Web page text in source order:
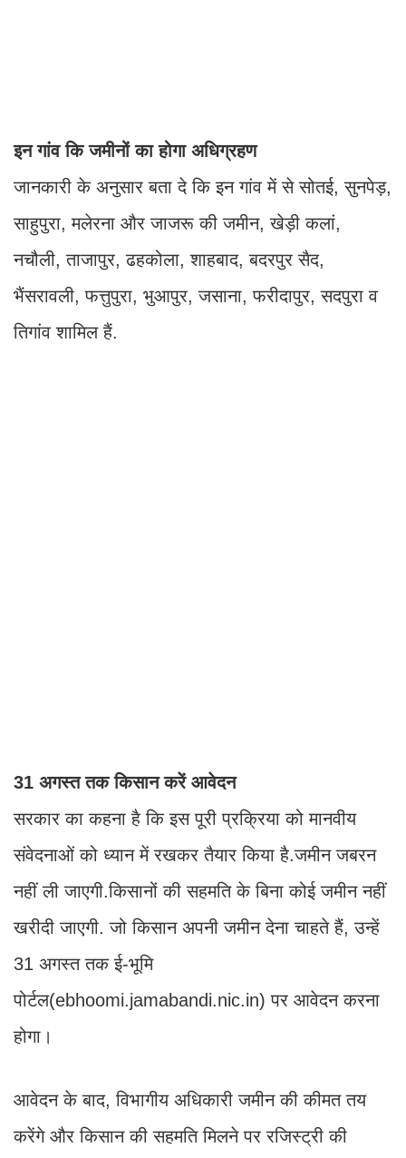
इन गांव कि जमीनों का होगा अधिग्रहण
जानकारी के अनुसार बता दे कि इन गांव में से सोतई, सुनपेड़,
साहुपुरा, मलेरना और जाजरू की जमीन, खेड़ी कलां,
नचौली, ताजापुर, ढहकोला, शाहबाद, बदरपुर सैद,
भैंसरावली, फत्तुपुरा, भुआपुर, जसाना, फरीदापुर, सदपुरा व
तिगांव शामिल हैं.
31 अगस्त तक किसान करें आवेदन
सरकार का कहना है कि इस पूरी प्रक्रिया को मानवीय
संवेदनाओं को ध्यान में रखकर तैयार किया है.जमीन जबरन
नहीं ली जाएगी.किसानों की सहमति के बिना कोई जमीन नहीं
खरीदी जाएगी. जो किसान अपनी जमीन देना चाहते हैं, उन्हें
31 अगस्त तक ई-भूमि
पोर्टल(ebhoomi.jamabandi.nic.in) पर आवेदन करना
होगा।
आवेदन के बाद, विभागीय अधिकारी जमीन की कीमत तय
करेंगे और किसान की सहमति मिलने पर रजिस्ट्री की